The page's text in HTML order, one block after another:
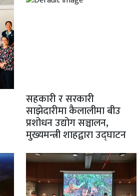
सहकारी र सरकारी
साझेदारीमा कैलालीमा बीउ
प्रशोधन उद्योग सञ्चालन,
मुख्यमन्त्री शाहद्वारा उद्घाटन